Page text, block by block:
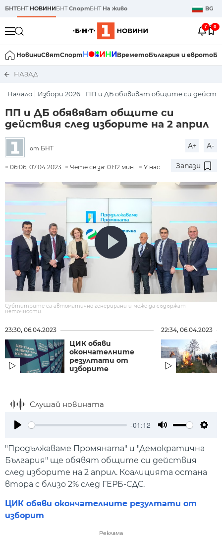
БНТБНТ НОВИНИБНТСпортБНТ На живо BG
7 0
НовиниСвятСпорт ВреметоБългария и еврото
НАЗАД
Начало Избори 2026 ПП и ДБ обявяват общите си
ПП и ДБ обявяват общите си
действия след изборите на 2 април
от БНТ A+ A-
06:06, 07.04.2023 Чете се за: 01:12 мин. У нас Запази
Субтитрите са автоматично генерирани и може да съдържат
неточности.
23:30, 06.04.2023
ЦИК обяви
окончателните
резултати от
изборите
22:34, 06.04.2023
Слушай новината
-01:12
"Продължаваме Промяната" и "Демократична
България" ще обявят общите си действия
след изборите на 2 април. Коалицията остана
втора с близо 2% след ГЕРБ-СДС.
ЦИК обяви окончателните резултати от
изборит
Реклама